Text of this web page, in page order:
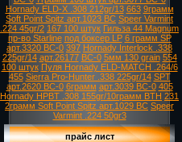
Hornady ELD-X .308 212gr/13 663 9грамм
Soft Point Spitz арт.1023 ВС Speer Varmint
.224 45gr/2 167 100 штук Гильза 44 Magnum
пр-во Starline под боксер LP 6 грамм SP
арт.3320 ВС-0 397 Hornady Interlock .338
225gr/14 арт.26177 ВС-0 5мм 130 grain 554
100 штук Пуля Hornady ELD-MATCH .264/6
455 Sierra Pro-Hunter .338 225gr/14 SPT
арт.2620 ВС-0 6грамм арт.3039 ВС-0 405
Hornady HPBT .308 155gr/10грамм BTH 231
2грамм Soft Point Spitz арт.1029 ВС Speer
Varmint .224 50gr3
прайс лист